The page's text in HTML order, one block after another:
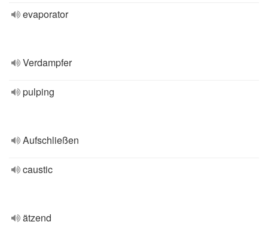
evaporator
Verdampfer
pulping
Aufschließen
caustic
ätzend